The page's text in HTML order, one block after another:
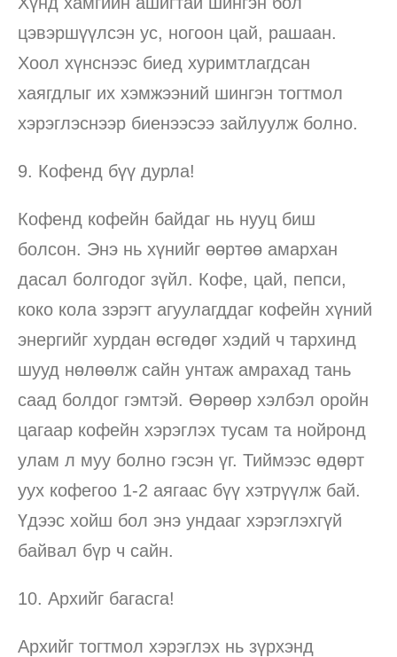
цэвэршүүлсэн ус, ногоон цай, рашаан.
Хоол хүнснээс биед хуримтлагдсан
хаягдлыг их хэмжээний шингэн тогтмол
хэрэглэснээр биенээсээ зайлуулж болно.
9. Кофенд бүү дурла!
Кофенд кофейн байдаг нь нууц биш
болсон. Энэ нь хүнийг өөртөө амархан
дасал болгодог зүйл. Кофе, цай, пепси,
коко кола зэрэгт агуулагддаг кофейн хүний
энергийг хурдан өсгөдөг хэдий ч тархинд
шууд нөлөөлж сайн унтаж амрахад тань
саад болдог гэмтэй. Өөрөөр хэлбэл оройн
цагаар кофейн хэрэглэх тусам та нойронд
улам л муу болно гэсэн үг. Тиймээс өдөрт
уух кофегоо 1-2 аягаас бүү хэтрүүлж бай.
Үдээс хойш бол энэ ундааг хэрэглэхгүй
байвал бүр ч сайн.
10. Архийг багасга!
Архийг тогтмол хэрэглэх нь зүрхэнд